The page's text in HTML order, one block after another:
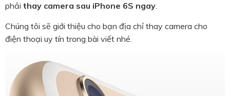
phải thay camera sau iPhone 6S ngay.
Chúng tôi sẽ giới thiệu cho bạn địa chỉ thay camera cho
điện thoại uy tín trong bài viết nhé.